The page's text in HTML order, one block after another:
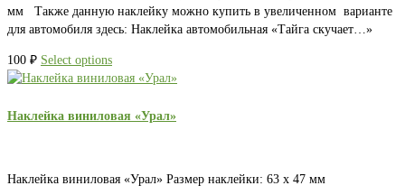
мм Также данную наклейку можно купить в увеличенном варианте
для автомобиля здесь: Наклейка автомобильная «Тайга скучает…»
100 ₽ Select options
Наклейка виниловая «Урал»
Наклейка виниловая «Урал» Размер наклейки: 63 х 47 мм